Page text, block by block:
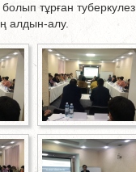
болып тұрған туберкулез
алдын-алу.